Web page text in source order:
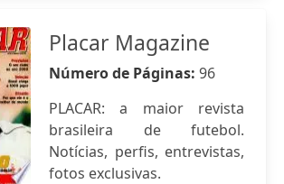
Placar Magazine
Número de Páginas: 96
PLACAR: a maior revista
brasileira de futebol.
Notícias, perfis, entrevistas,
fotos exclusivas.